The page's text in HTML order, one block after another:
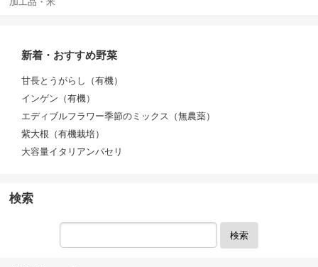
新着・おすすめ野菜
甘長とうがらし（有機）
インゲン（有機）
エディブルフラワー季節のミックス（無農薬）
紫大根（有機栽培）
大容量イタリアンパセリ
検索
検索